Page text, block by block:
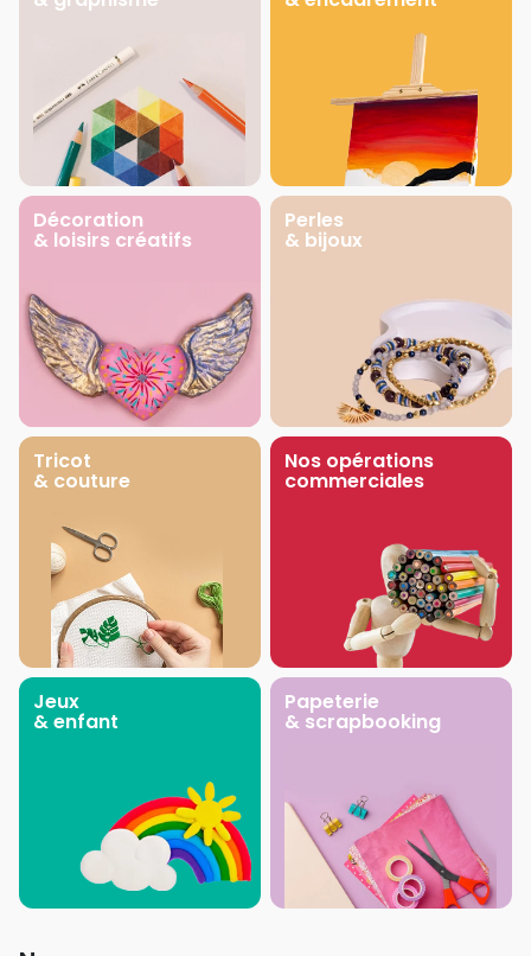
Décoration
& loisirs créatifs
Perles
& bijoux
Tricot
& couture
Nos opérations
commerciales
Jeux
& enfant
Papeterie
& scrapbooking